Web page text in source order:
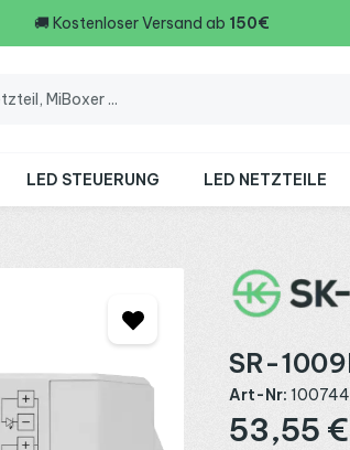
🚚 Kostenloser Versand ab 150€
LED STEUERUNG LED NETZTEILE
SR-
Art-Nr: 100744
Regulärer Preis:
53,55 €